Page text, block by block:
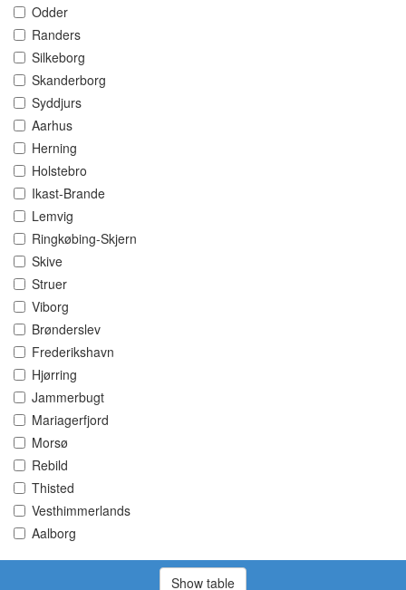
Odder
Randers
Silkeborg
Skanderborg
Syddjurs
Aarhus
Herning
Holstebro
Ikast-Brande
Lemvig
Ringkøbing-Skjern
Skive
Struer
Viborg
Brønderslev
Frederikshavn
Hjørring
Jammerbugt
Mariagerfjord
Morsø
Rebild
Thisted
Vesthimmerlands
Aalborg
Show table